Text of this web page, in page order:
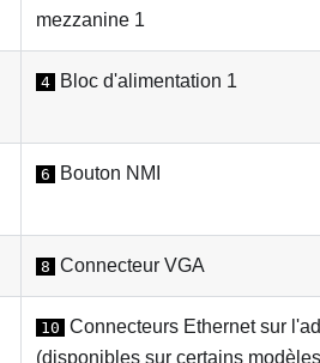
mezzanine 1
4 Bloc d'alimentation 1
6 Bouton NMI
8 Connecteur VGA
10 Connecteurs Ethernet sur
(disponibles sur certains